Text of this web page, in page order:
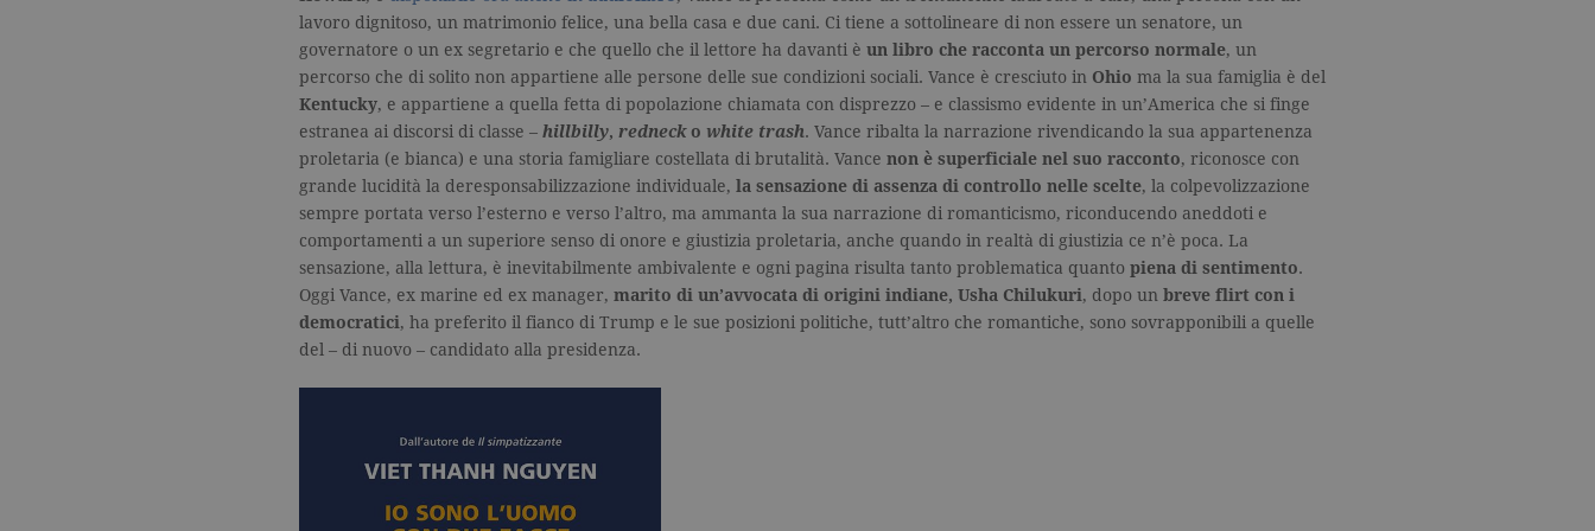
lavoro dignitoso, un matrimonio felice, una bella casa e due cani. Ci tiene a sottolineare di non essere un senatore, un
governatore o un ex segretario e che quello che il lettore ha davanti è un libro che racconta un percorso normale, un
percorso che di solito non appartiene alle persone delle sue condizioni sociali. Vance è cresciuto in Ohio ma la sua famiglia è del
Kentucky, e appartiene a quella fetta di popolazione chiamata con disprezzo – e classismo evidente in un’America che si finge
estranea ai discorsi di classe – hillbilly, rednecko white trash. Vance ribalta la narrazione rivendicando la sua appartenenza
proletaria (e bianca) e una storia famigliare costellata di brutalità. Vance non è superficiale nel suo racconto, riconosce con
grande lucidità la deresponsabilizzazione individuale, la sensazione di assenza di controllo nelle scelte, la colpevolizzazione
sempre portata verso l’esterno e verso l’altro, ma ammanta la sua narrazione di romanticismo, riconducendo aneddoti e
comportamenti a un superiore senso di onore e giustizia proletaria, anche quando in realtà di giustizia ce n’è poca. La
sensazione, alla lettura, è inevitabilmente ambivalente e ogni pagina risulta tanto problematica quanto piena di sentimento.
Oggi Vance, ex marine ed ex manager, marito di un’avvocata di origini indiane, Usha Chilukuri, dopo un breve flirt con i
democratici, ha preferito il fianco di Trump e le sue posizioni politiche, tutt’altro che romantiche, sono sovrapponibili a quelle
del – di nuovo – candidato alla presidenza.
inserzionisti di terze parti.
spin
.facebook.com 1 giorno
Utilizzato da Facebook per fornire una serie di prodotti pubblicitari come le offerte in tempo reale di
inserzionisti di terze parti.
.facebook.com 7 giorni
Utilizzato da Facebook per fornire una serie di prodotti pubblicitari come le offerte in tempo reale di
inserzionisti di terze parti.